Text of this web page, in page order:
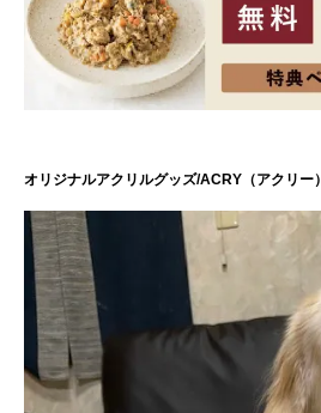
オリジナルアクリルグッズ/ACRY（アクリー）